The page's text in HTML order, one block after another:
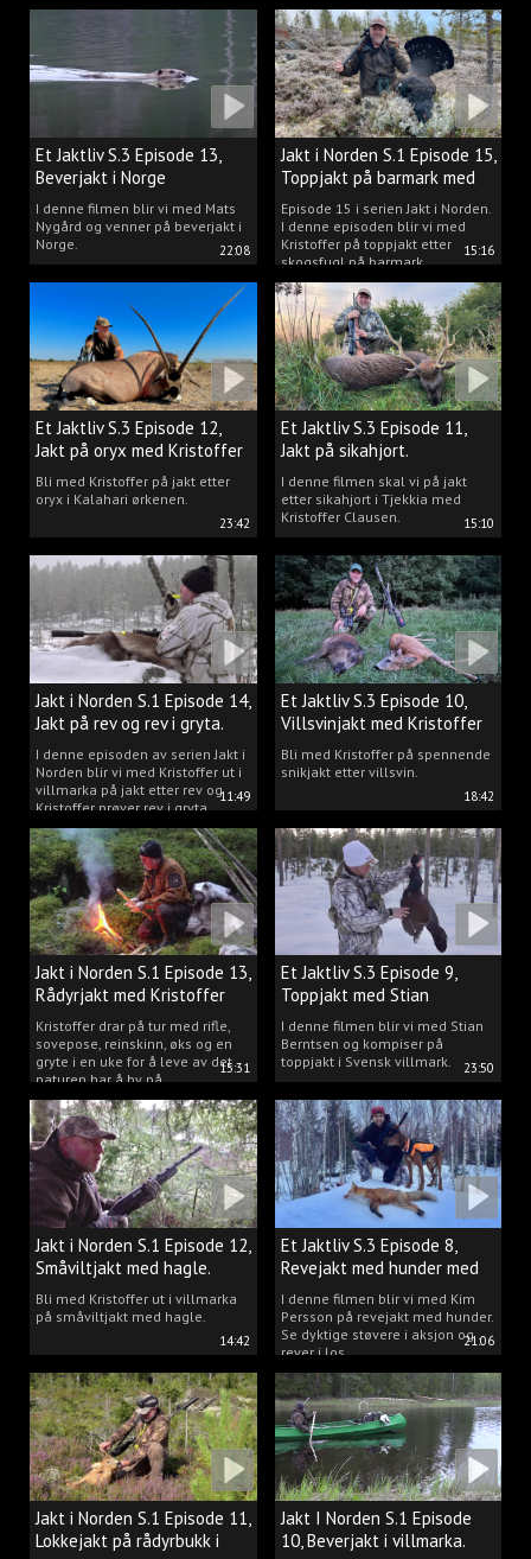
22:08
Et Jaktliv S.3 Episode 13,
Beverjakt i Norge
I denne filmen blir vi med Mats
Nygård og venner på beverjakt i
Norge.
15:16
Jakt i Norden S.1 Episode 15,
Toppjakt på barmark med
Kristoffer Clausen
Episode 15 i serien Jakt i Norden.
I denne episoden blir vi med
Kristoffer på toppjakt etter
skogsfugl på barmark.
23:42
Et Jaktliv S.3 Episode 12,
Jakt på oryx med Kristoffer
Clausen
Bli med Kristoffer på jakt etter
oryx i Kalahari ørkenen.
15:10
Et Jaktliv S.3 Episode 11,
Jakt på sikahjort.
I denne filmen skal vi på jakt
etter sikahjort i Tjekkia med
Kristoffer Clausen.
11:49
Jakt i Norden S.1 Episode 14,
Jakt på rev og rev i gryta.
I denne episoden av serien Jakt i
Norden blir vi med Kristoffer ut i
villmarka på jakt etter rev og
Kristoffer prøver rev i gryta.
18:42
Et Jaktliv S.3 Episode 10,
Villsvinjakt med Kristoffer
Bli med Kristoffer på spennende
snikjakt etter villsvin.
15:31
Jakt i Norden S.1 Episode 13,
Rådyrjakt med Kristoffer
Clausen
Kristoffer drar på tur med rifle,
sovepose, reinskinn, øks og en
gryte i en uke for å leve av det
naturen har å by på.
23:50
Et Jaktliv S.3 Episode 9,
Toppjakt med Stian
Berntsen
I denne filmen blir vi med Stian
Berntsen og kompiser på
toppjakt i Svensk villmark.
14:42
Jakt i Norden S.1 Episode 12,
Småviltjakt med hagle.
Bli med Kristoffer ut i villmarka
på småviltjakt med hagle.
21:06
Et Jaktliv S.3 Episode 8,
Revejakt med hunder med
Kim Persson.
I denne filmen blir vi med Kim
Persson på revejakt med hunder.
Se dyktige støvere i aksjon og
rever i los.
Jakt i Norden S.1 Episode 11,
Lokkejakt på rådyrbukk i
Jakt I Norden S.1 Episode
10, Beverjakt i villmarka.